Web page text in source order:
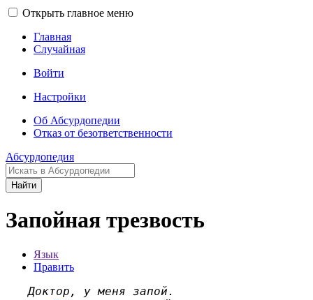
Открыть главное меню
Главная
Случайная
Войти
Настройки
Об Абсурдопедии
Отказ от безответственности
Абсурдопедия
Найти
Запойная трезвость
Язык
Править
Доктор, у меня запой.